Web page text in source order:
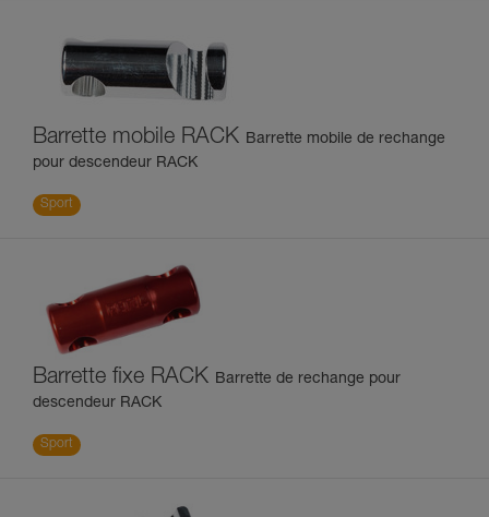
Barrette mobile RACK Barrette mobile de rechange
pour descendeur RACK
Sport
Barrette fixe RACK Barrette de rechange pour
descendeur RACK
Sport